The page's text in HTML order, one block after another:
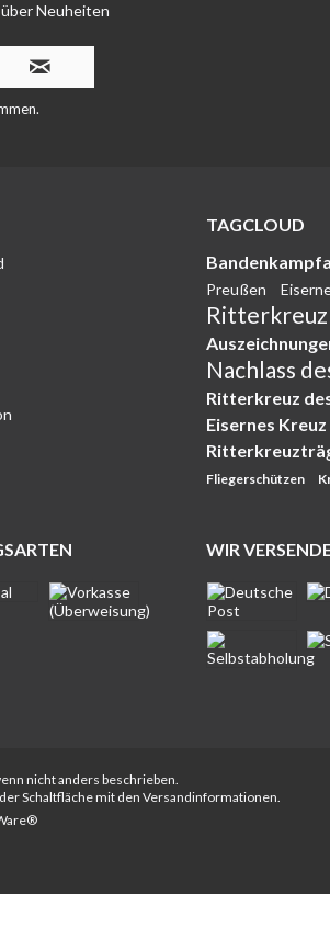
Neuheiten
TAGCLOUD
Preußen
Nachlass
Ritterkreuz
Eisernes Kreuz
Fliegerschützen
WIR
nicht anders beschrieben.
Schaltfläche mit den Versandinformationen.